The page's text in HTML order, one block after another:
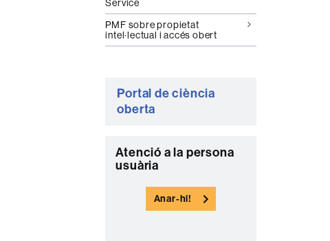
Service
PMF sobre propietat
intel·lectual i accés obert
Portal de ciència
oberta
C
o
Atenció a la persona
usuària
Anar-hi!